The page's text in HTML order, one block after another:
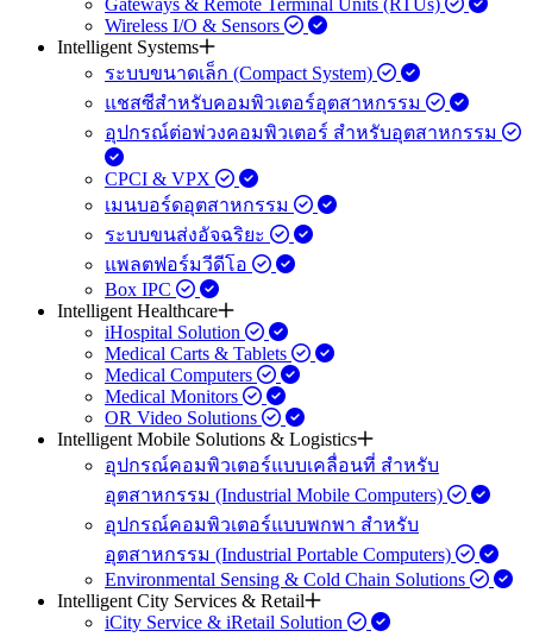
Gateways & Remote Terminal Units (RTUs)
Wireless I/O & Sensors
Intelligent Systems
ระบบขนาดเล็ก (Compact System)
แชสซีสำหรับคอมพิวเตอร์อุตสาหกรรม
อุปกรณ์ต่อพ่วงคอมพิวเตอร์ สำหรับอุตสาหกรรม
CPCI & VPX
เมนบอร์ดอุตสาหกรรม
ระบบขนส่งอัจฉริยะ
แพลตฟอร์มวีดีโอ
Box IPC
Intelligent Healthcare
iHospital Solution
Medical Carts & Tablets
Medical Computers
Medical Monitors
OR Video Solutions
Intelligent Mobile Solutions & Logistics
อุปกรณ์คอมพิวเตอร์แบบเคลื่อนที่ สำหรับ
อุตสาหกรรม (Industrial Mobile Computers)
อุปกรณ์คอมพิวเตอร์แบบพกพา สำหรับ
อุตสาหกรรม (Industrial Portable Computers)
Environmental Sensing & Cold Chain Solutions
Intelligent City Services & Retail
iCity Service & iRetail Solution